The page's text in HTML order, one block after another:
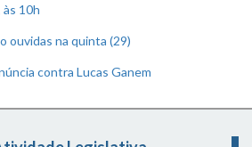
às 10h
ouvidas na quinta (29)
contra Lucas Ganem